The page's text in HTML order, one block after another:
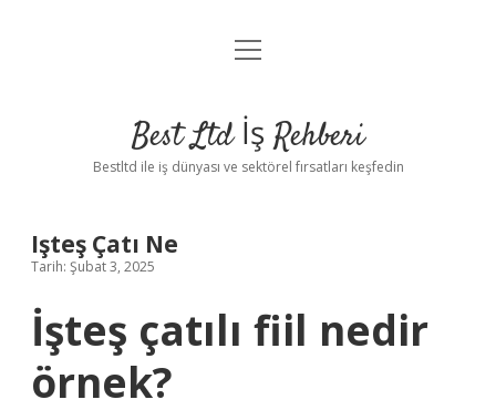
Anasayfa
Yasal Uyarı
menüyü
Best Ltd İş Rehberi
Bestltd ile iş dünyası ve sektörel fırsatları keşfedin
Işteş Çatı Ne
Tarih: Şubat 3, 2025
İşteş çatılı fiil nedir
örnek?